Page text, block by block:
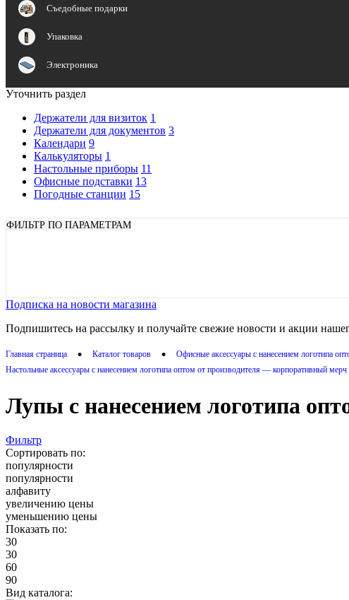
Съедобные подарки
Упаковка
Электроника
Уточнить раздел
Держатели для визиток 1
Держатели для документов 3
Календари 9
Калькуляторы 1
Настольные приборы 11
Офисные подставки 13
Погодные станции 15
ФИЛЬТР ПО ПАРАМЕТРАМ
Подписка на новости магазина
Подпишитесь на рассылку и получайте свежие новости и акции
Главная страница • Каталог товаров • Офисные аксессуары с нанесением логотипа
Настольные аксессуары с нанесением логотипа оптом от производителя — корпоративный мерч
Лупы с нанесением логотипа
Фильтр
Сортировать по:
популярности
популярности
алфавиту
увеличению цены
уменьшению цены
Показать по:
30
30
60
90
Вид каталога: